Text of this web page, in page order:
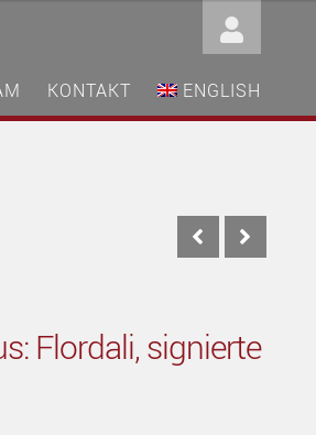
KONTAKT ENGLISH
Flordali, signierte